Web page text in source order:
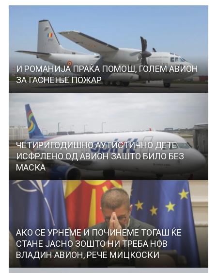
И РОМАНИЈА ПРАЌА ПОМОШ, ГОЛЕМ АВИОН
ЗА ГАСНЕЊЕ ПОЖАР
ЧЕТИРИГОДИШНО АУТИСТИЧНО ДЕТЕ
ИСФРЛЕНО ОД АВИОН ЗАШТО БИЛО БЕЗ
МАСКА
АКО СЕ УРНЕМЕ И ПОЧИНЕМЕ ТОГАШ ЌЕ
СТАНЕ ЈАСНО ЗОШТО НИ ТРЕБА НОВ
ВЛАДИН АВИОН, РЕЧЕ МИЦКОСКИ